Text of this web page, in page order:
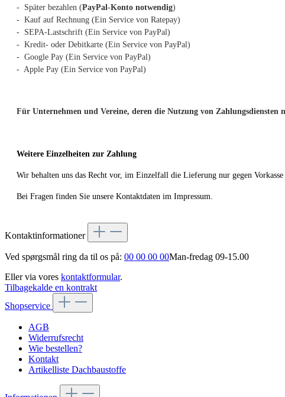
- Später bezahlen (PayPal-Konto notwendig)
- Kauf auf Rechnung (Ein Service von Ratepay)
- SEPA-Lastschrift (Ein Service von PayPal)
- Kredit- oder Debitkarte (Ein Service von PayPal)
- Google Pay (Ein Service von PayPal)
- Apple Pay (Ein Service von PayPal)
Für Unternehmen und Vereine, deren die Nutzung von
Weitere Einzelheiten zur Zahlung
Wir behalten uns das Recht vor, im Einzelfall die Lieferung nur gegen Vorkasse
Bei Fragen finden Sie unsere Kontaktdaten im Impressum.
Kontaktinformationer
Ved spørgsmål ring da til os på: 00 00 00 00Man-fredag 09-15.00
Eller via vores kontaktformular.
Tilbagekalde en kontrakt
Shopservice
AGB
Widerrufsrecht
Wie bestellen?
Kontakt
Artikelliste Dachbaustoffe